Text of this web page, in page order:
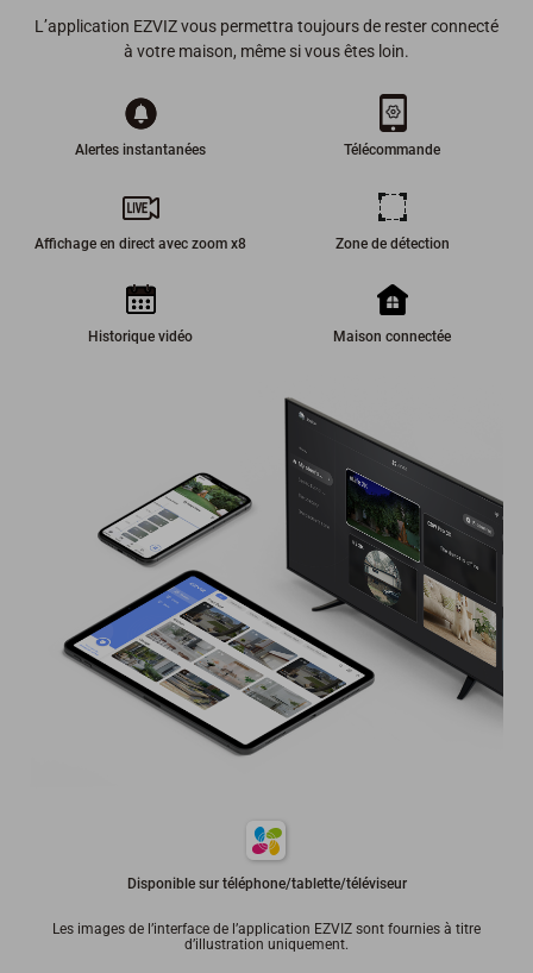
L’application EZVIZ vous permettra toujours de rester connecté
à votre maison, même si vous êtes loin.
Alertes instantanées Télécommande
Affichage en direct avec zoom x8 Zone de détection
Historique vidéo Maison connectée
Disponible sur téléphone/tablette/téléviseur
Les images de l’interface de l’application EZVIZ sont fournies à titre
d’illustration uniquement.